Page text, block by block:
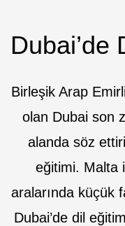
Dubai’de
Birleşik Arap
olan Dubai son
alanda söz
eğitimi. Malta
aralarında küçük
Dubai’de dil